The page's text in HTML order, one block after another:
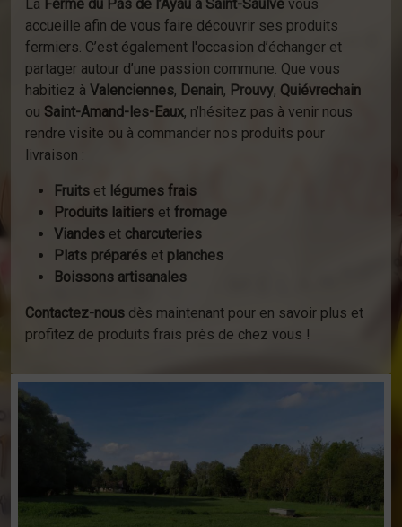
La Ferme du Pas de l’Ayau à Saint-Saulve vous
accueille afin de vous faire découvrir ses produits
fermiers. C’est également l'occasion d’échanger et
partager autour d’une passion commune. Que vous
habitiez à Valenciennes, Denain, Prouvy, Quiévrechain
ou Saint-Amand-les-Eaux, n’hésitez pas à venir nous
rendre visite ou à commander nos produits pour
livraison :
Fruits et légumes frais
Produits laitiers et fromage
Viandes et charcuteries
Plats préparés et planches
Boissons artisanales
Contactez-nous dès maintenant pour en savoir plus et
profitez de produits frais près de chez vous !